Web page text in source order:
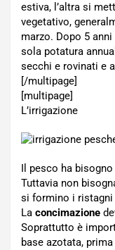
estiva, l’altra si
vegetativo,
marzo. Dopo 5
sola potatura
secchi e rovinati e
[/multipage]
[multipage]
L’irrigazione
Il pesco ha bisogno
Tuttavia non
si formino i ristagni
La concimazione
Soprattutto è
base azotata,